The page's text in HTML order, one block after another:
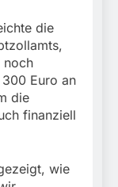
die
noch
Euro an
die
finanziell
wie